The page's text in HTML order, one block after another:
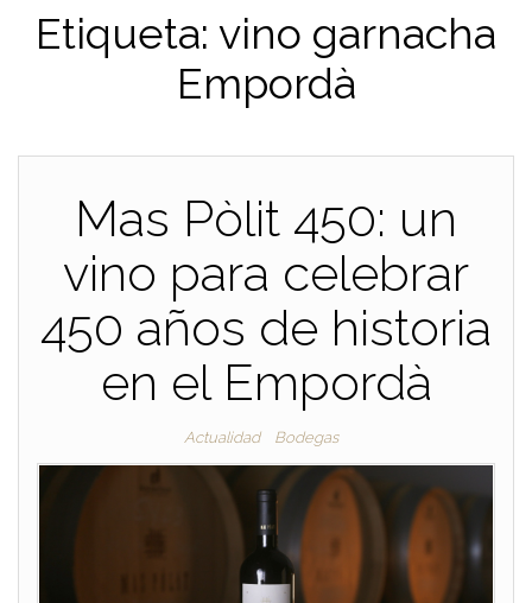
Etiqueta: vino garnacha
Empordà
Mas Pòlit 450: un
vino para celebrar
450 años de historia
en el Empordà
Actualidad Bodegas